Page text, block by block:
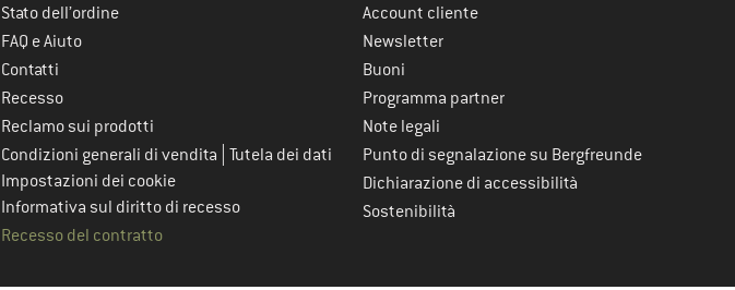
Stato dell’ordine
FAQ e Aiuto
Contatti
Recesso
Reclamo sui prodotti
Condizioni generali di vendita Tutela dei dati
Impostazioni dei cookie
Informativa sul diritto di recesso
Recesso del contratto
Account cliente
Newsletter
Buoni
Programma partner
Note legali
Punto di segnalazione su Bergfreunde
Dichiarazione di accessibilità
Sostenibilità